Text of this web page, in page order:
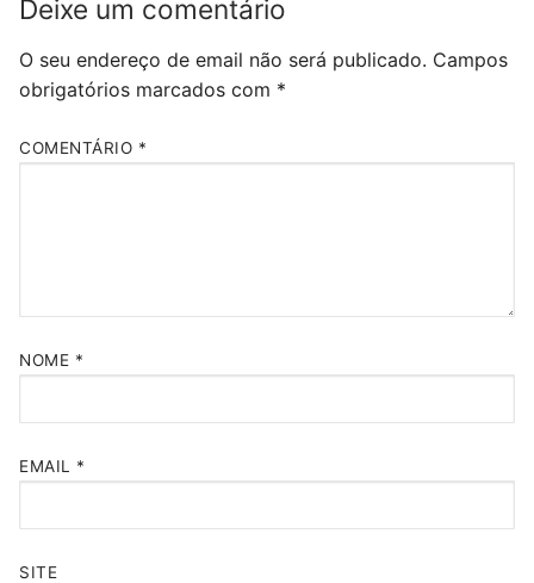
Deixe um comentário
O seu endereço de email não será publicado. Campos
obrigatórios marcados com *
COMENTÁRIO *
NOME *
EMAIL *
SITE